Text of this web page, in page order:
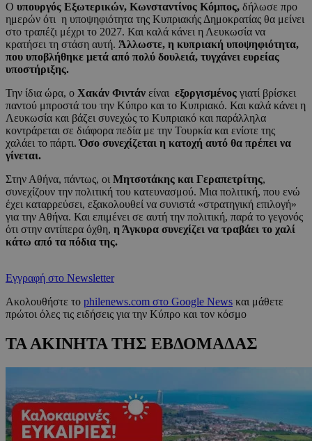
Ο υπουργός Εξωτερικών, Κωνσταντίνος Κόμπος, δήλωσε προ
ημερών ότι η υποψηφιότητα της Κυπριακής Δημοκρατίας θα μείνει
στο τραπέζι μέχρι το 2027. Και καλά κάνει η Λευκωσία να
κρατήσει τη στάση αυτή. Άλλωστε, η κυπριακή υποψηφιότητα,
που υποβλήθηκε μετά από πολύ δουλειά, τυγχάνει ευρείας
υποστήριξης.
Την ίδια ώρα, ο Χακάν Φιντάν είναι εξοργισμένος γιατί βρίσκει
παντού μπροστά του την Κύπρο και το Κυπριακό. Και καλά κάνει η
Λευκωσία και βάζει συνεχώς το Κυπριακό και παράλληλα
κοντράρεται σε διάφορα πεδία με την Τουρκία και ενίοτε της
χαλάει το πάρτι. Όσο συνεχίζεται η κατοχή αυτό θα πρέπει να
γίνεται.
Στην Αθήνα, πάντως, οι Μητσοτάκης και Γεραπετρίτης,
συνεχίζουν την πολιτική του κατευνασμού. Μια πολιτική, που ενώ
έχει καταρρεύσει, εξακολουθεί να συνιστά «στρατηγική επιλογή»
για την Αθήνα. Και επιμένει σε αυτή την πολιτική, παρά το γεγονός
ότι στην αντίπερα όχθη, η Άγκυρα συνεχίζει να τραβάει το χαλί
κάτω από τα πόδια της.
Εγγραφή στο Newsletter
Ακολουθήστε το philenews.com στο Google News και μάθετε
πρώτοι όλες τις ειδήσεις για την Κύπρο και τον κόσμο
ΤΑ ΑΚΙΝΗΤΑ ΤΗΣ ΕΒΔΟΜΑΔΑΣ